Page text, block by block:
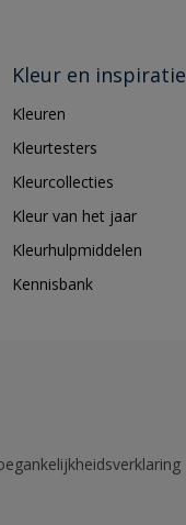
Kleur en inspiratie
Kleuren
Kleurtesters
Kleurcollecties
Kleur van het jaar
Kleurhulpmiddelen
Kennisbank